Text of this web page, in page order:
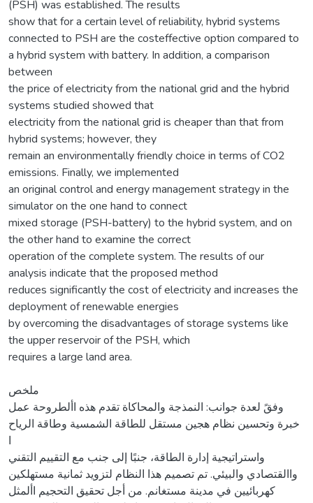
(PSH) was established. The results
show that for a certain level of reliability, hybrid systems
connected to PSH are the costeffective option compared to
a hybrid system with battery. In addition, a comparison
between
the price of electricity from the national grid and the hybrid
systems studied showed that
electricity from the national grid is cheaper than that from
hybrid systems; however, they
remain an environmentally friendly choice in terms of CO2
emissions. Finally, we implemented
an original control and energy management strategy in the
simulator on the one hand to connect
mixed storage (PSH-battery) to the hybrid system, and on
the other hand to examine the correct
operation of the complete system. The results of our
analysis indicate that the proposed method
reduces significantly the cost of electricity and increases the
deployment of renewable energies
by overcoming the disadvantages of storage systems like
the upper reservoir of the PSH, which
requires a large land area.
ملخص
وفقً لعدة جوانب: النمذجة والمحاكاة تقدم هذه األطروحة عمل
خبرة وتحسين نظام هجين مستقل للطاقة الشمسية وطاقة الرياح
ا
واستراتيجية إدارة الطاقة، جنبًا إلى جنب مع التقييم التقني
واالقتصادي والبيئي. تم تصميم هذا النظام لتزويد ثمانية مستهلكين
كهربائيين في مدينة مستغانم. من أجل تحقيق التحجيم األمثل